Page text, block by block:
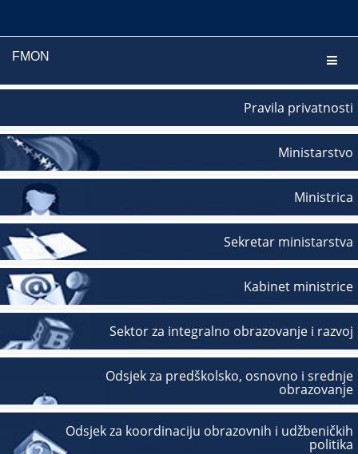
FMON
Pravila privatnosti
Ministarstvo
Ministrica
Sekretar ministarstva
Kabinet ministrice
Sektor za integralno obrazovanje i razvoj
Odsjek za predškolsko, osnovno i srednje
obrazovanje
Odsjek za koordinaciju obrazovnih i udžbeničkih
politika